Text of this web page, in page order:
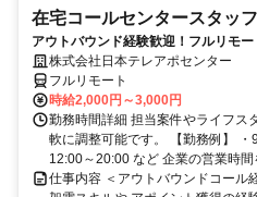
在宅コールセンタースタッフ
アウトバウンド経験歓迎！フルリモー
株式会社日本テレアポセンター
フルリモート
時給2,000円～3,000円
勤務時間詳細 担当案件やライフス
軟に調整可能です。 【勤務例】
12:00～20:00 など 企業の営業時間
仕事内容 ＜アウトバウンドコール